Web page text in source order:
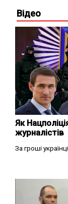
Відео
Як
журналістів
За гроші